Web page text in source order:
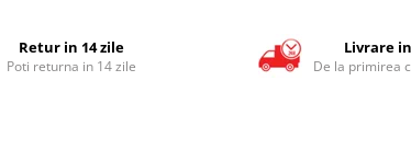
Retur in 14 zile
Poti returna in 14 zile
Livrare
De la primirea